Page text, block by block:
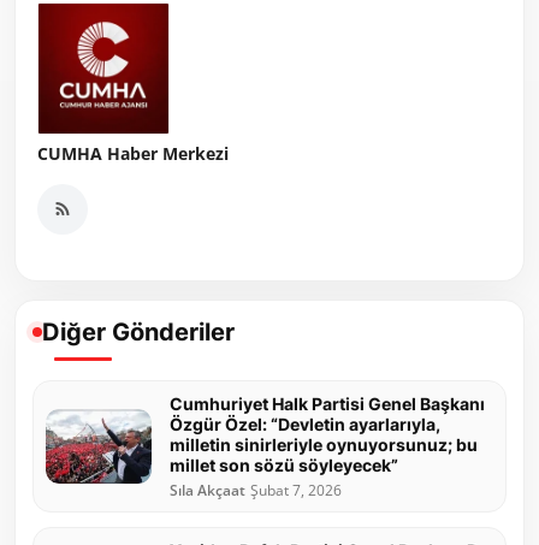
CUMHA Haber Merkezi
Diğer Gönderiler
Cumhuriyet Halk Partisi Genel Başkanı
Özgür Özel: “Devletin ayarlarıyla,
milletin sinirleriyle oynuyorsunuz; bu
millet son sözü söyleyecek”
Sıla Akçaat Şubat 7, 2026